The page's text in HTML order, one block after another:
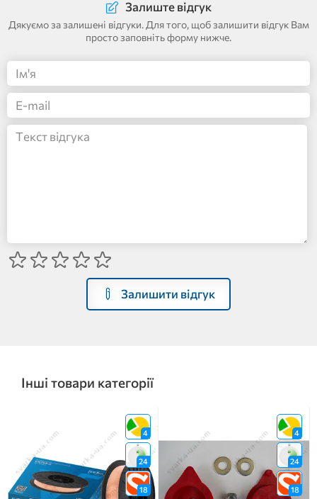
Залиште відгук
Дякуємо за залишені відгуки. Для того, щоб залишити відгук Вам
просто заповніть форму нижче.
Залишити відгук
Інші товари категорії
4
24
18
4
24
18